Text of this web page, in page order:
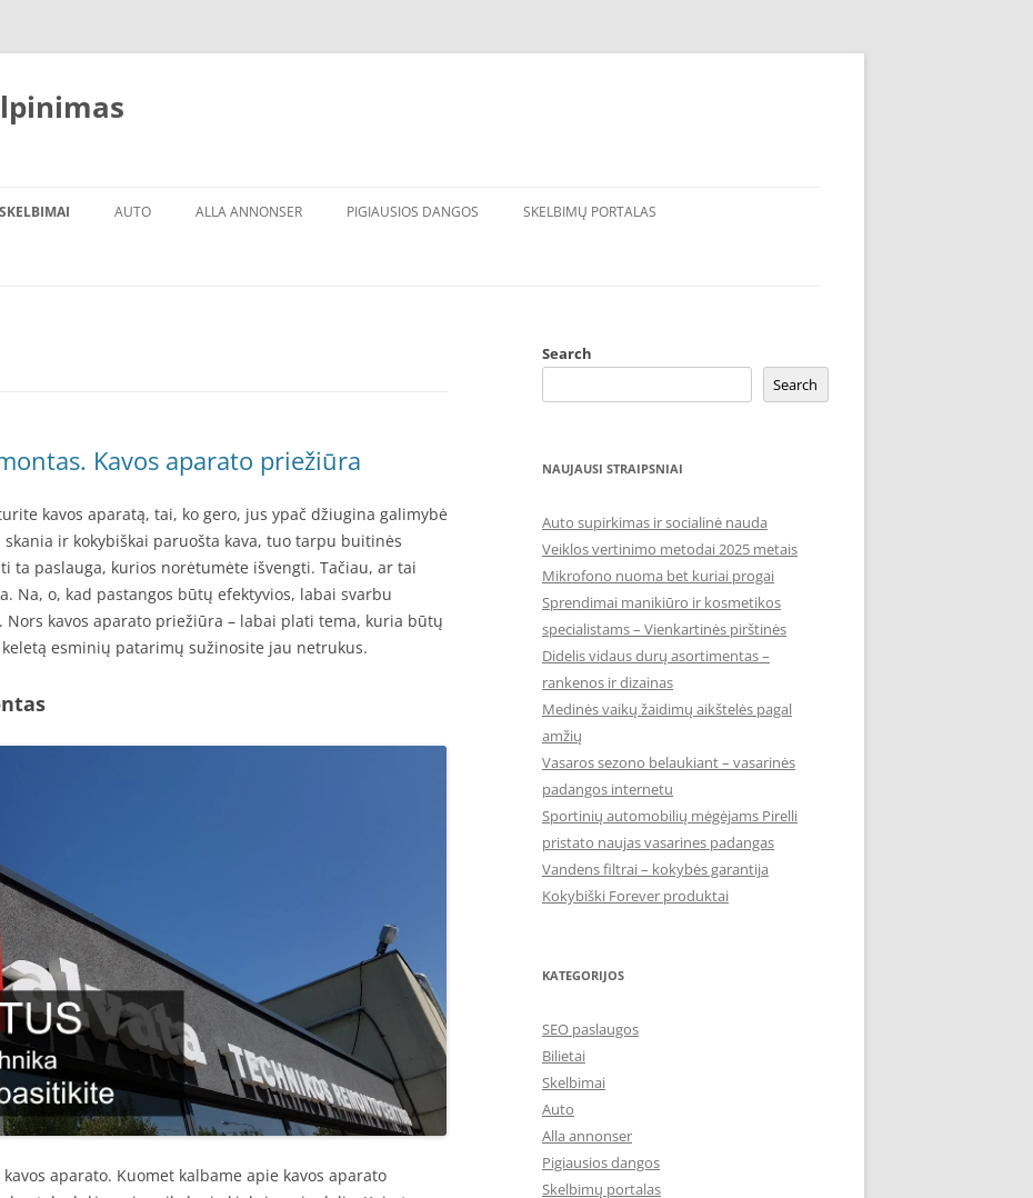
SKELBIMAI AUTO ALLA ANNONSER PIGIAUSIOS DANGOS SKELBIMŲ PORTALAS
Kavos aparato priežiūra
kavos aparatą, tai, ko gero, jus ypač džiugina galimybė
ir kokybiškai paruošta kava, tuo tarpu buitinės
ta paslauga, kurios norėtumėte išvengti. Tačiau, ar tai
Na, o, kad pastangos būtų efektyvios, labai svarbu
kavos aparato priežiūra – labai plati tema, kuria būtų
esminių patarimų sužinosite jau netrukus.
aparato. Kuomet kalbame apie kavos aparato
Search
Search
NAUJAUSI STRAIPSNIAI
Auto supirkimas ir socialinė nauda
Veiklos vertinimo metodai 2025 metais
Mikrofono nuoma bet kuriai progai
Sprendimai manikiūro ir kosmetikos
specialistams – Vienkartinės pirštinės
Didelis vidaus durų asortimentas –
rankenos ir dizainas
Medinės vaikų žaidimų aikštelės pagal
amžių
Vasaros sezono belaukiant – vasarinės
padangos internetu
Sportinių automobilių mėgėjams Pirelli
pristato naujas vasarines padangas
Vandens filtrai – kokybės garantija
Kokybiški Forever produktai
KATEGORIJOS
SEO paslaugos
Bilietai
Skelbimai
Auto
Alla annonser
Pigiausios dangos
Skelbimų portalas